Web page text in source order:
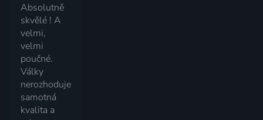
Absolutně
skvělé ! A
velmi,
velmi
poučné.
Války
nerozhoduje
samotná
kvalita a